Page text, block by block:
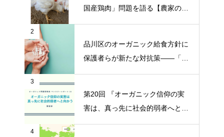
国産鶏肉」問題を語る【農家の本
2
品川区のオーガニック給食方針に
保護者らが新たな対抗策——「品
3
第20回 『オーガニック信仰の実
害は、真っ先に社会的弱者へと向
4